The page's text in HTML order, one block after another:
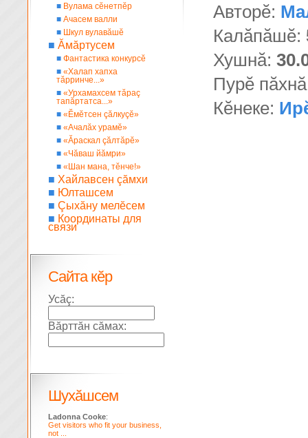
Авторĕ:
Калăпăшĕ:
Хушнă:
Пурĕ
Кĕнеке:
■ Вулама сĕнетпĕр
■ Ачасем валли
■ Шкул вулавăшĕ
■ Ăмăртусем
■ Фантастика конкурсĕ
■ «Халап хапха
тăрринче...»
■ «Урхамахсем тăраç
тапăртатса...»
■ «Ĕмĕтсен çăлкуçĕ»
■ «Ачалăх урамĕ»
■ «Ăраскал çăлтăрĕ»
■ «Чăваш йăмри»
■ «Шан мана, тĕнче!»
■ Хайлавсен çăмхи
■ Юлташсем
■ Çыхăну мелĕсем
■ Координаты для
связи
Сайта кĕр
Усăç:
Вăрттăн сăмах:
Шухăшсем
Ladonna Cooke:
Get visitors who fit your business,
not ...